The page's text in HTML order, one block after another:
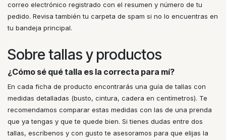
correo electrónico registrado con el resumen y número de tu
pedido. Revisa también tu carpeta de spam si no lo encuentras en
tu bandeja principal.
Sobre tallas y productos
¿Cómo sé qué talla es la correcta para mí?
En cada ficha de producto encontrarás una guía de tallas con
medidas detalladas (busto, cintura, cadera en centímetros). Te
recomendamos comparar estas medidas con las de una prenda
que ya tengas y que te quede bien. Si tienes dudas entre dos
tallas, escríbenos y con gusto te asesoramos para que elijas la